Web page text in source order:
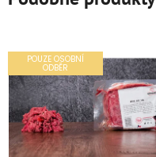
POUZE OSOBNÍ
ODBĚR